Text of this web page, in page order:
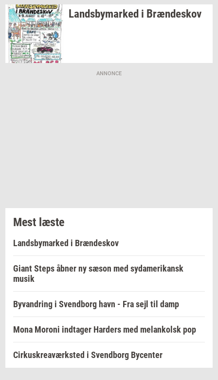
Lands­by­mar­ked i Bræn­de­skov
ANNONCE
Mest læste
Landsbymarked i Brændeskov
Giant Steps åbner ny sæson med sydamerikansk
musik
Byvandring i Svendborg havn - Fra sejl til damp
Mona Moroni indtager Harders med melankolsk pop
Cirkuskreaværksted i Svendborg Bycenter